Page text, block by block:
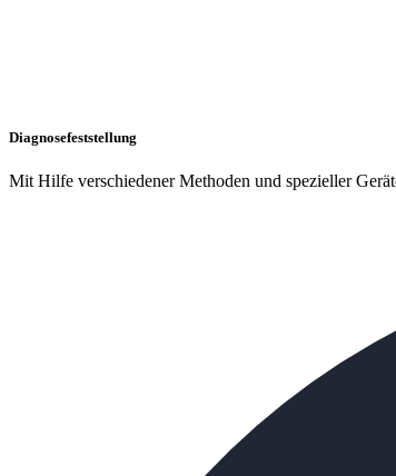
Diagnosefeststellung
Mit Hilfe verschiedener Methoden und spezieller